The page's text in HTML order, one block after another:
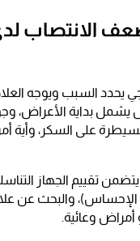
الانتصاب
يحدد السبب ويوجه
بداية الأعراض،
على السكر، وأية
تقييم الجهاز
الإحساس)، والبحث عن
أمراض وعائية.